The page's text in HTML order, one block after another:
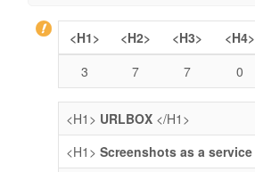
<H1> <H2> <H3> <H4>
3
7 7 0
<H1> URLBOX </H1>
<H1> Screenshots as a service